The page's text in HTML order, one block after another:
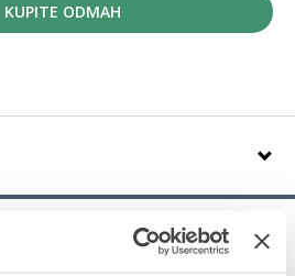
KUPITE ODMAH
je ljetna guma sportskih performansi